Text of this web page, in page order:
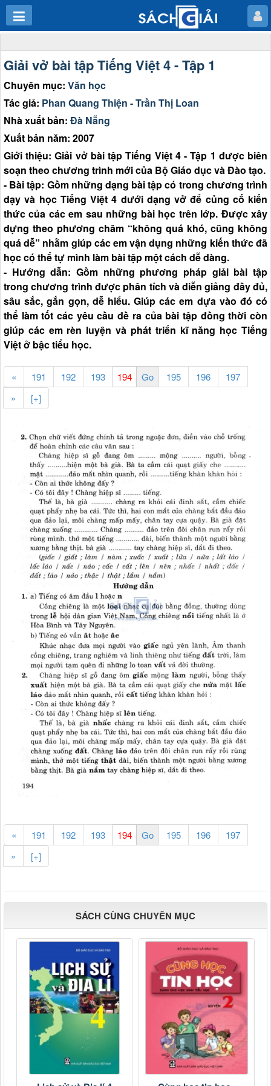
Giải vở bài tập Tiếng Việt 4 - Tập 1
Chuyên mục: Văn học
Tác giả: Phan Quang Thiện - Trần Thị Loan
Nhà xuất bản: Đà Nẵng
Xuất bản năm: 2007
Giới thiệu: Giải vở bài tập Tiếng Việt 4 - Tập 1 được biên
soạn theo chương trình mới của Bộ Giáo dục và Đào tạo.
- Bài tập: Gồm những dạng bài tập có trong chương trình
dạy và học Tiếng Việt 4 dưới dạng vở để củng cố kiến
thức của các em sau những bài học trên lớp. Được xây
dựng theo phương châm “không quá khó, cũng không
quá dễ” nhằm giúp các em vận dụng những kiến thức đã
học có thể tự mình làm bài tập một cách dễ dàng.
- Hướng dẫn: Gồm những phương pháp giải bài tập
trong chương trình được phân tích và diễn giảng đầy đủ,
sâu sắc, gắn gọn, dễ hiểu. Giúp các em dựa vào đó có
thể làm tốt các yêu cầu đề ra của bài tập đồng thời còn
giúp các em rèn luyện và phát triển kĩ năng học Tiếng
Việt ở bậc tiểu học.
« 191 192 193 195 196
197
»
[+]
« 191 192 193 195 196
197
»
[+]
SÁCH CÙNG CHUYÊN MỤC